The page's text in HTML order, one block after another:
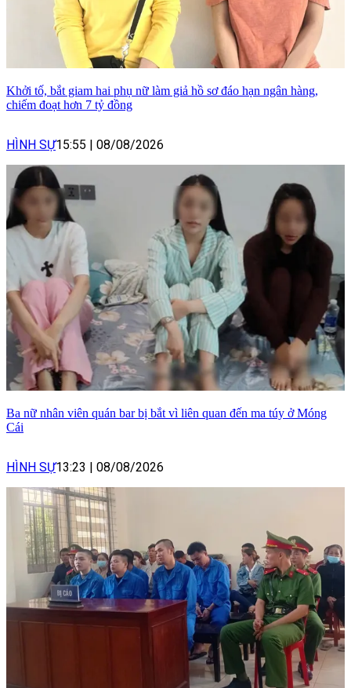
Khởi tố, bắt giam hai phụ nữ làm giả hồ sơ đáo hạn ngân hàng,
chiếm đoạt hơn 7 tỷ đồng
HÌNH SỰ15:55 08/08/2026
Ba nữ nhân viên quán bar bị bắt vì liên quan đến ma túy ở Móng
Cái
HÌNH SỰ13:23 08/08/2026